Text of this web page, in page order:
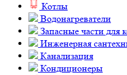
Котлы
Водонагреватели
Запасные части для
Инженерная
Канализация
Кондиционеры